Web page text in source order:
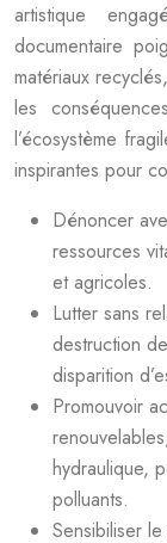
artistique
documentaire
matériaux
les
l’écosystème
inspirantes pour
Dénoncer
ressources
et agricoles.
Lutter sans
destruction
disparition
Promouvoir
hydraulique,
polluants.
Sensibiliser